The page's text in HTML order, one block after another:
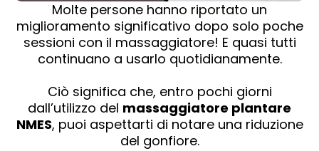
Molte persone hanno riportato un
miglioramento significativo dopo solo poche
sessioni con il massaggiatore! E quasi tutti
continuano a usarlo quotidianamente.
Ciò significa che, entro pochi giorni
dall’utilizzo del massaggiatore plantare
NMES, puoi aspettarti di notare una riduzione
del gonfiore.